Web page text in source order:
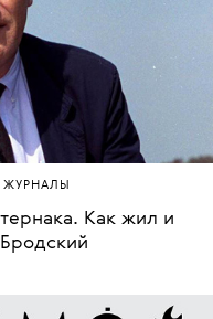
ЖУРНАЛЫ
Как жил и